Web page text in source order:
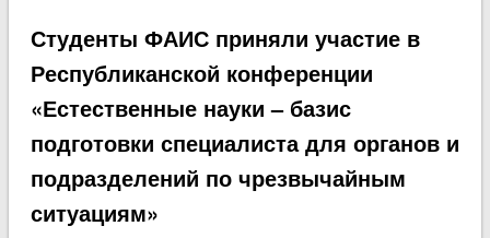
Студенты ФАИС приняли участие в
Республиканской конференции
«Естественные науки – базис
подготовки специалиста для органов и
подразделений по чрезвычайным
ситуациям»